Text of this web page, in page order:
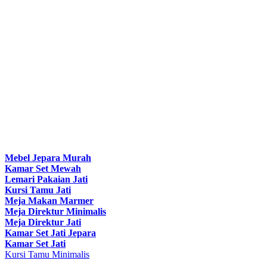
Mebel Jepara Murah
Kamar Set Mewah
Lemari Pakaian Jati
Kursi Tamu Jati
Meja Makan Marmer
Meja Direktur Minimalis
Meja Direktur Jati
Kamar Set Jati Jepara
Kamar Set Jati
Kursi Tamu Minimalis